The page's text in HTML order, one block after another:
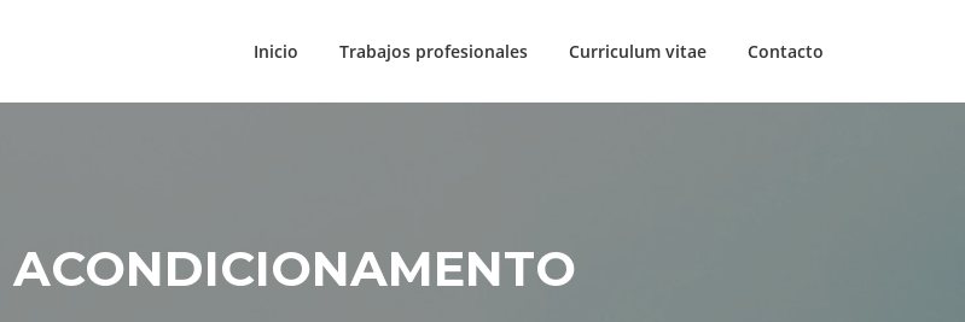
Inicio Trabajos profesionales Curriculum vitae Contacto
ACONDICIONAMENTO